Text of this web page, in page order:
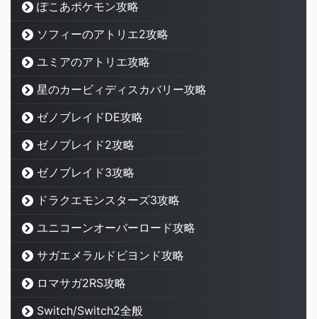
ぽこあポケモン攻略
ソフィーのアトリエ2攻略
ユミアのアトリエ攻略
星のカービィディスカバリー攻略
ゼノブレイドDE攻略
ゼノブレイド2攻略
ゼノブレイド3攻略
ドラクエモンスターズ3攻略
ユニコーンオーバーロード攻略
サガエメラルドビヨンド攻略
ロマサガ2RS攻略
Switch/Switch2全般